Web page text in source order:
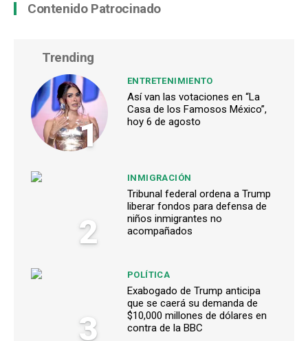
Contenido Patrocinado
Trending
1
ENTRETENIMIENTO
Así van las votaciones en “La
Casa de los Famosos México”,
hoy 6 de agosto
2
INMIGRACIÓN
Tribunal federal ordena a Trump
liberar fondos para defensa de
niños inmigrantes no
acompañados
3
POLÍTICA
Exabogado de Trump anticipa
que se caerá su demanda de
$10,000 millones de dólares en
contra de la BBC